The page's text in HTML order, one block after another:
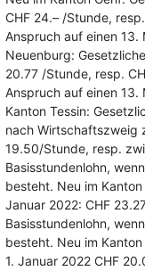
CHF 24.– /Stunde,
Anspruch auf einen 13.
Neuenburg:
20.77 /Stunde, resp.
Anspruch auf einen 13.
Kanton Tessin:
nach Wirtschaftszweig
19.50/Stunde, resp.
Basisstundenlohn,
besteht. Neu im
Januar 2022: CHF
Basisstundenlohn,
besteht. Neu im
1. Januar 2022 CHF